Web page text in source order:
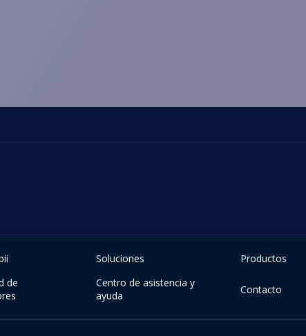
Soluciones Productos
de
Centro de asistencia y
ayuda
Contacto